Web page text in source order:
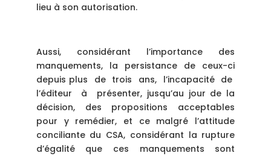
lieu à son autorisation.
Aussi, considérant l’importance des
manquements, la persistance de ceux-ci
depuis plus de trois ans, l’incapacité de
l’éditeur à présenter, jusqu’au jour de la
décision, des propositions acceptables
pour y remédier, et ce malgré l’attitude
conciliante du CSA, considérant la rupture
d’égalité que ces manquements sont